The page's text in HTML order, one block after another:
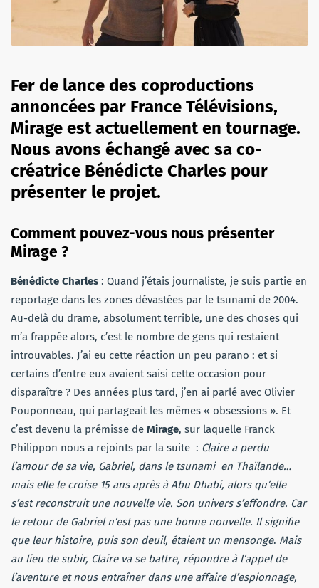
Fer de lance des coproductions
annoncées par France Télévisions,
Mirage est actuellement en tournage.
Nous avons échangé avec sa co-
créatrice Bénédicte Charles pour
présenter le projet.
Comment pouvez-vous nous présenter
Mirage ?
Bénédicte Charles : Quand j’étais journaliste, je suis partie en
reportage dans les zones dévastées par le tsunami de 2004.
Au-delà du drame, absolument terrible, une des choses qui
m’a frappée alors, c’est le nombre de gens qui restaient
introuvables. J’ai eu cette réaction un peu parano : et si
certains d’entre eux avaient saisi cette occasion pour
disparaître ? Des années plus tard, j’en ai parlé avec Olivier
Pouponneau, qui partageait les mêmes « obsessions ». Et
c’est devenu la prémisse de Mirage, sur laquelle Franck
Philippon nous a rejoints par la suite : Claire a perdu
l’amour de sa vie, Gabriel, dans le tsunami en Thaïlande…
mais elle le croise 15 ans après à Abu Dhabi, alors qu’elle
s’est reconstruit une nouvelle vie. Son univers s’effondre. Car
le retour de Gabriel n’est pas une bonne nouvelle. Il signifie
que leur histoire, puis son deuil, étaient un mensonge. Mais
au lieu de subir, Claire va se battre, répondre à l’appel de
l’aventure et nous entraîner dans une affaire d’espionnage,